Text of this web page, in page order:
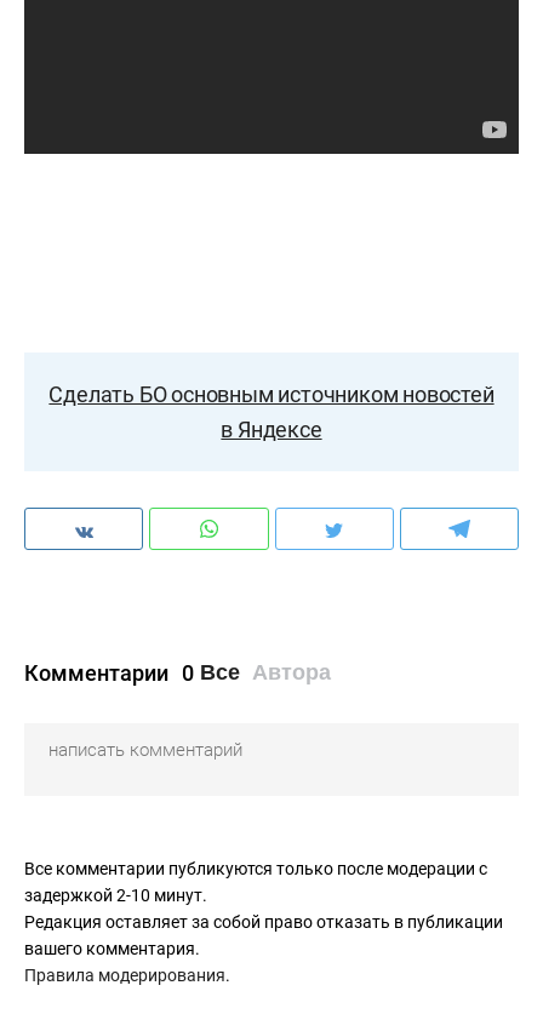
Сделать БО основным источником новостей
в Яндексе
Комментарии 0 Все Автора
Все комментарии публикуются только после модерации с
задержкой 2-10 минут.
Редакция оставляет за собой право отказать в публикации
вашего комментария.
Правила модерирования.